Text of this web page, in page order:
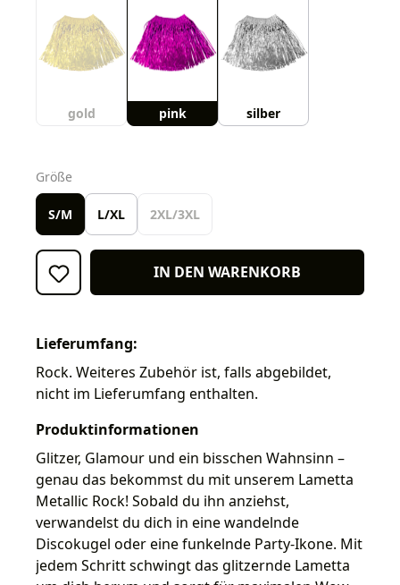
gold pink silber
Größe
S/M L/XL 2XL/3XL
IN DEN WARENKORB
Lieferumfang:
Rock. Weiteres Zubehör ist, falls abgebildet,
nicht im Lieferumfang enthalten.
Produktinformationen
Glitzer, Glamour und ein bisschen Wahnsinn –
genau das bekommst du mit unserem Lametta
Metallic Rock! Sobald du ihn anziehst,
verwandelst du dich in eine wandelnde
Discokugel oder eine funkelnde Party-Ikone. Mit
jedem Schritt schwingt das glitzernde Lametta